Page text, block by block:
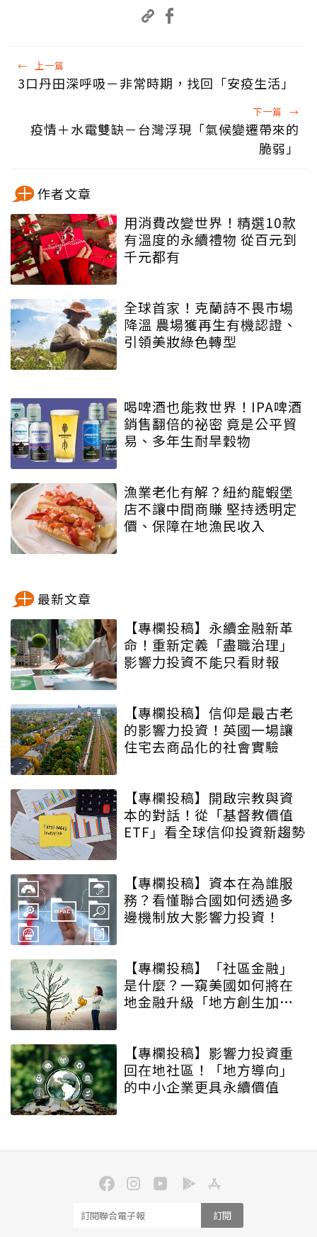
← 上一篇
3口丹田深呼吸－非常時期，找回「安疫生活」
下一篇 →
疫情＋水電雙缺－台灣浮現「氣候變遷帶來的
脆弱」
作者文章
用消費改變世界！精選10款
有溫度的永續禮物 從百元到
千元都有
全球首家！克蘭詩不畏市場
降溫 農場獲再生有機認證、
引領美妝綠色轉型
喝啤酒也能救世界！IPA啤酒
銷售翻倍的祕密 竟是公平貿
易、多年生耐旱穀物
漁業老化有解？紐約龍蝦堡
店不讓中間商賺 堅持透明定
價、保障在地漁民收入
最新文章
【專欄投稿】永續金融新革
命！重新定義「盡職治理」
影響力投資不能只看財報
【專欄投稿】信仰是最古老
的影響力投資！英國一場讓
住宅去商品化的社會實驗
【專欄投稿】開啟宗教與資
本的對話！從「基督教價值
ETF」看全球信仰投資新趨勢
【專欄投稿】資本在為誰服
務？看懂聯合國如何透過多
邊機制放大影響力投資！
【專欄投稿】「社區金融」
是什麼？一窺美國如何將在
地金融升級「地方創生加速
【專欄投稿】影響力投資重
回在地社區！「地方導向」
的中小企業更具永續價值
訂閱